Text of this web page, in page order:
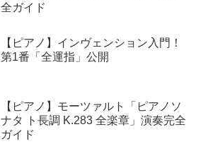
全ガイド
【ピアノ】インヴェンション入門！
第1番「全運指」公開
【ピアノ】モーツァルト「ピアノソ
ナタ ト長調 K.283 全楽章」演奏完全
ガイド